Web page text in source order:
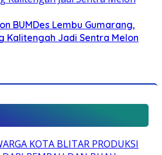
BUMDes Lembu Gumarang,
Kalitengah Jadi Sentra Melon